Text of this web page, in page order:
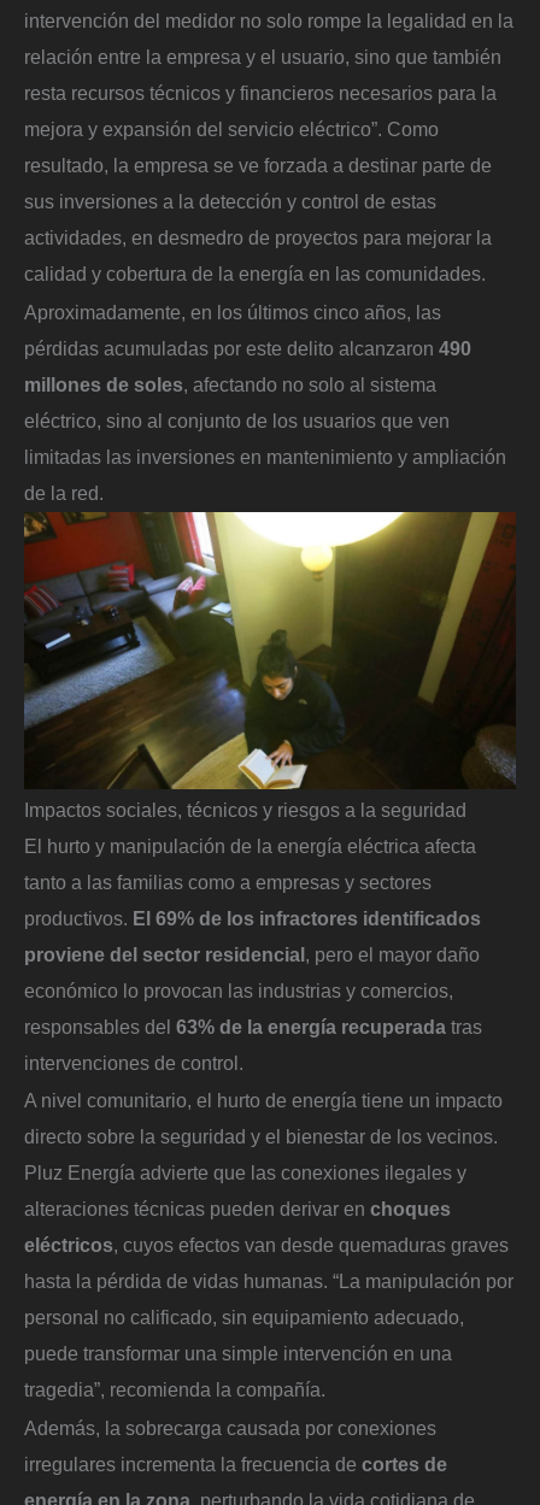
intervención del medidor no solo rompe la legalidad en la
relación entre la empresa y el usuario, sino que también
resta recursos técnicos y financieros necesarios para la
mejora y expansión del servicio eléctrico”. Como
resultado, la empresa se ve forzada a destinar parte de
sus inversiones a la detección y control de estas
actividades, en desmedro de proyectos para mejorar la
calidad y cobertura de la energía en las comunidades.
Aproximadamente, en los últimos cinco años, las
pérdidas acumuladas por este delito alcanzaron 490
millones de soles, afectando no solo al sistema
eléctrico, sino al conjunto de los usuarios que ven
limitadas las inversiones en mantenimiento y ampliación
de la red.
Impactos sociales, técnicos y riesgos a la seguridad
El hurto y manipulación de la energía eléctrica afecta
tanto a las familias como a empresas y sectores
productivos. El 69% de los infractores identificados
proviene del sector residencial , pero el mayor daño
económico lo provocan las industrias y comercios,
responsables del 63% de la energía recuperada tras
intervenciones de control.
A nivel comunitario, el hurto de energía tiene un impacto
directo sobre la seguridad y el bienestar de los vecinos.
Pluz Energía advierte que las conexiones ilegales y
alteraciones técnicas pueden derivar en choques
eléctricos, cuyos efectos van desde quemaduras graves
hasta la pérdida de vidas humanas. “La manipulación por
personal no calificado, sin equipamiento adecuado,
puede transformar una simple intervención en una
tragedia”, recomienda la compañía.
Además, la sobrecarga causada por conexiones
irregulares incrementa la frecuencia de cortes de
energía en la zona , perturbando la vida cotidiana de